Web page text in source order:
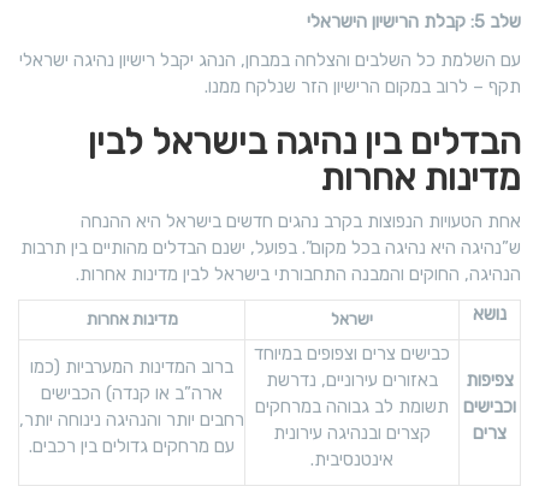
שלב 5: קבלת הרישיון הישראלי
עם השלמת כל השלבים והצלחה במבחן, הנהג יקבל רישיון נהיגה ישראלי
תקף – לרוב במקום הרישיון הזר שנלקח ממנו.
הבדלים בין נהיגה בישראל לבין
מדינות אחרות
אחת הטעויות הנפוצות בקרב נהגים חדשים בישראל היא ההנחה
ש”נהיגה היא נהיגה בכל מקום”. בפועל, ישנם הבדלים מהותיים בין תרבות
הנהיגה, החוקים והמבנה התחבורתי בישראל לבין מדינות אחרות.
נושא
ישראל מדינות אחרות
צפיפות
וכבישים
צרים
כבישים צרים וצפופים במיוחד
באזורים עירוניים, נדרשת
תשומת לב גבוהה במרחקים
קצרים ובנהיגה עירונית
אינטנסיבית.
ברוב המדינות המערביות (כמו
ארה”ב או קנדה) הכבישים
רחבים יותר והנהיגה נינוחה יותר,
עם מרחקים גדולים בין רכבים.